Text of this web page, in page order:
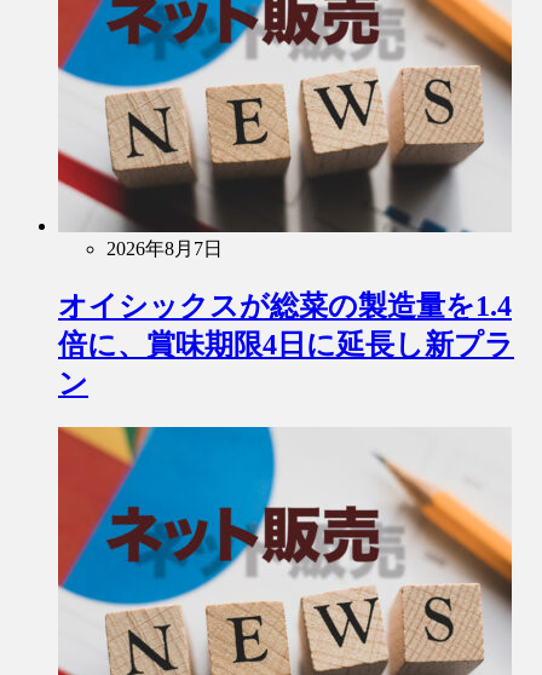
2026年8月7日
オイシックスが総菜の製造量を1.4
倍に、賞味期限4日に延長し新プラ
ン